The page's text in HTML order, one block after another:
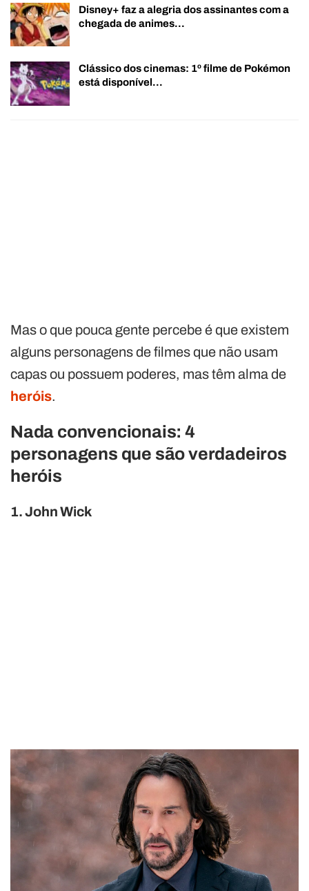
Disney+ faz a alegria dos assinantes com a
chegada de animes…
Clássico dos cinemas: 1º filme de Pokémon
está disponível…
Mas o que pouca gente percebe é que existem
alguns personagens de filmes que não usam
capas ou possuem poderes, mas têm alma de
heróis.
Nada convencionais: 4
personagens que são verdadeiros
heróis
1. John Wick